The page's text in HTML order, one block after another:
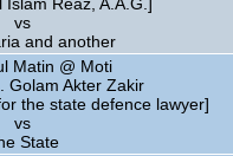
vs
and another
Matin @ Moti
Golam Akter Zakir
the state defence lawyer]
vs
State